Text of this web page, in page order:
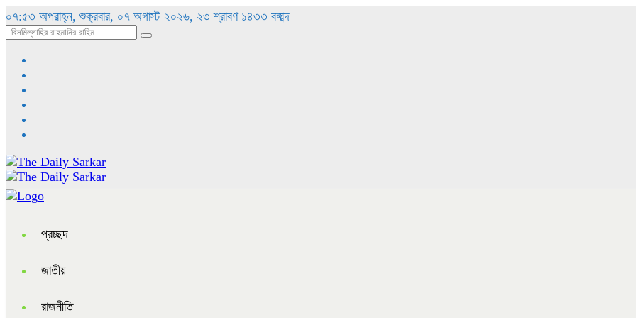
০৭:৫৩ অপরাহ্ন, শুক্রবার, ০৭ অগাস্ট ২০২৬, ২৩ শ্রাবণ ১৪৩৩ বঙ্গাব্দ
প্রচ্ছদ
জাতীয়
রাজনীতি